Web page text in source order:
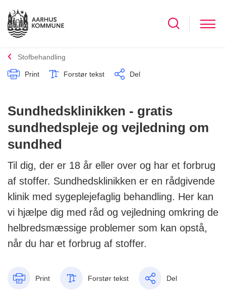
Stofbehandling
Print Forstør tekst Del
Sundhedsklinikken - gratis
sundhedspleje og vejledning om
sundhed
Til dig, der er 18 år eller over og har et forbrug
af stoffer. Sundhedsklinikken er en rådgivende
klinik med sygeplejefaglig behandling. Her kan
vi hjælpe dig med råd og vejledning omkring de
helbredsmæssige problemer som kan opstå,
når du har et forbrug af stoffer.
Print Forstør tekst Del